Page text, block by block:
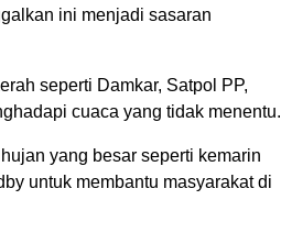
ini menjadi sasaran
seperti Damkar, Satpol PP,
cuaca yang tidak menentu.
yang besar seperti kemarin
untuk membantu masyarakat di